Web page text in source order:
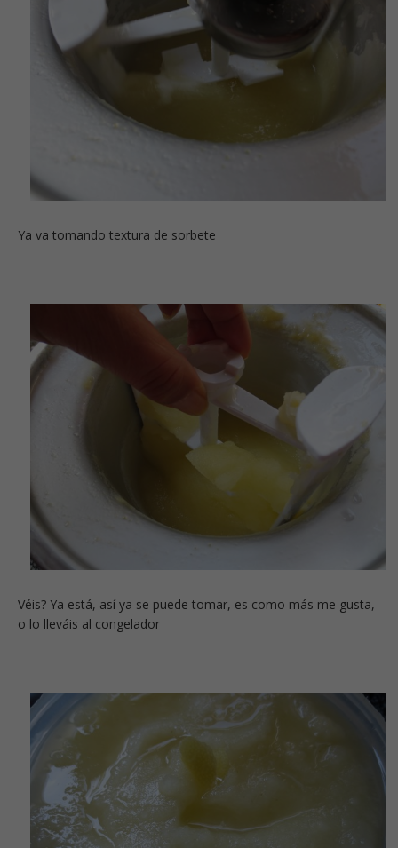
Ya va tomando textura de sorbete
Véis? Ya está, así ya se puede tomar, es como más me gusta,
o lo lleváis al congelador